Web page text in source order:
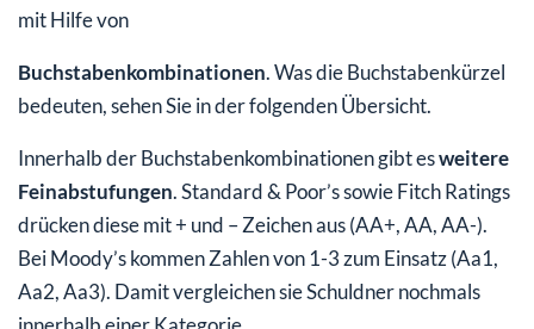
mit Hilfe von
Buchstabenkombinationen. Was die Buchstabenkürzel
bedeuten, sehen Sie in der folgenden Übersicht.
Innerhalb der Buchstabenkombinationen gibt esweitere
Feinabstufungen. Standard & Poor’s sowie Fitch Ratings
drücken diese mit + und – Zeichen aus (AA+, AA, AA-).
Bei Moody’s kommen Zahlen von 1-3 zum Einsatz (Aa1,
Aa2, Aa3). Damit vergleichen sie Schuldner nochmals